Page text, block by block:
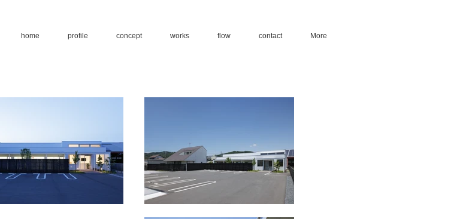
home profile concept works flow contact More